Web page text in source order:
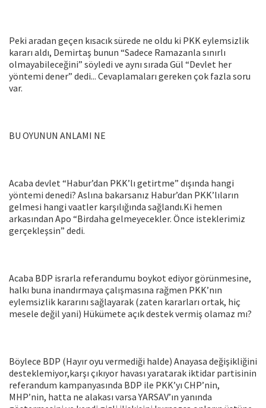
Peki aradan geçen kısacık sürede ne oldu ki PKK eylemsizlik
kararı aldı, Demirtaş bunun “Sadece Ramazanla sınırlı
olmayabileceğini” söyledi ve aynı sırada Gül “Devlet her
yöntemi dener” dedi... Cevaplamaları gereken çok fazla soru
var.
BU OYUNUN ANLAMI NE
Acaba devlet “Habur’dan PKK’lı getirtme” dışında hangi
yöntemi denedi? Aslına bakarsanız Habur’dan PKK’lıların
gelmesi hangi vaatler karşılığında sağlandı.Ki hemen
arkasından Apo “Birdaha gelmeyecekler. Önce isteklerimiz
gerçekleşsin” dedi.
Acaba BDP israrla referandumu boykot ediyor görünmesine,
halkı buna inandırmaya çalışmasına rağmen PKK’nın
eylemsizlik kararını sağlayarak (zaten kararları ortak, hiç
mesele değil yani) Hükümete açık destek vermiş olamaz mı?
Böylece BDP (Hayır oyu vermediği halde) Anayasa değişikliğini
desteklemiyor,karşı çıkıyor havası yaratarak iktidar partisinin
referandum kampanyasında BDP ile PKK’yı CHP’nin,
MHP’nin, hatta ne alakası varsa YARSAV’ın yanında